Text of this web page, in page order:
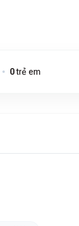
0trẻ em